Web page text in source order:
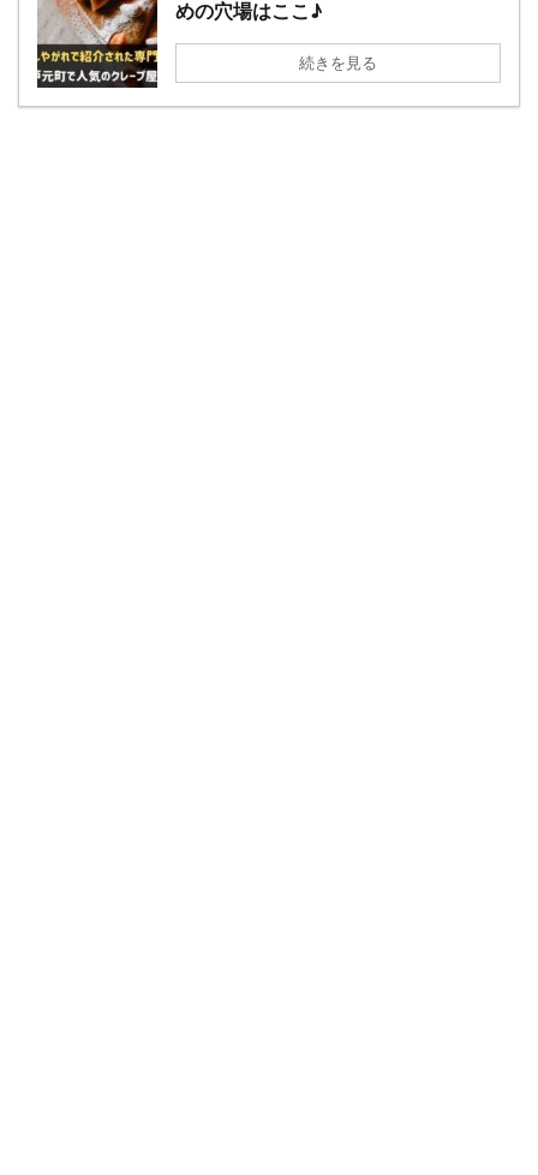
めの穴場はここ♪
続きを見る